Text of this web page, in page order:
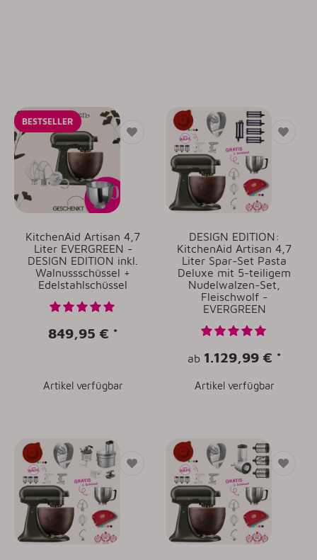
BESTSELLER
KitchenAid Artisan 4,7
Liter EVERGREEN -
DESIGN EDITION inkl.
Walnussschüssel +
Edelstahlschüssel
849,95 € *
Artikel verfügbar
DESIGN EDITION:
KitchenAid Artisan 4,7
Liter Spar-Set Pasta
Deluxe mit 5-teiligem
Nudelwalzen-Set,
Fleischwolf -
EVERGREEN
ab 1.129,99 € *
Artikel verfügbar